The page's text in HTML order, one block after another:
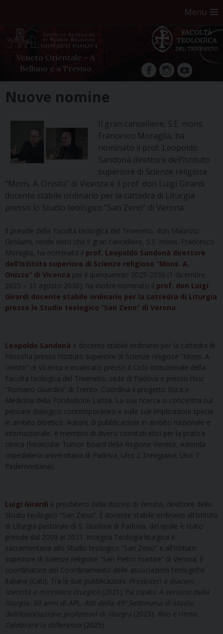
Menu
Veneto Orientale – A
Belluno e a Treviso
facebookInstagram
YouTube
Nuove nomine
Il gran cancelliere, S.E. mons.
Francesco Moraglia, ha
nominato il prof. Leopoldo
Sandonà direttore dell’Istituto
superiore di Scienze religiose
“Mons. A. Onisto” di Vicenza e il prof. don Luigi Girardi
docente stabile ordinario per la cattedra di Liturgia
presso lo Studio teologico “San Zeno” di Verona.
Il preside della Facoltà teologica del Triveneto, don Maurizio
Girolami, rende noto che il gran cancelliere, S.E. mons. Francesco
Moraglia, ha nominato il prof. Leopoldo Sandonà direttore
dell’Istituto superiore di Scienze religiose “Mons. A.
Onisto” di Vicenza per il quinquennio 2025-2030 (1 dicembre
2025 – 31 agosto 2030); ha inoltre nominato il prof. don Luigi
Girardi docente stabile ordinario per la cattedra di Liturgia
presso lo Studio teologico “San Zeno” di Verona.
Leopoldo Sandonà è docente stabile ordinario per la cattedra di
Filosofia presso l’Istituto superiore di Scienze religiose “Mons. A.
Onisto” di Vicenza e incaricato presso il Ciclo istituzionale della
Facoltà teologica del Triveneto, sede di Padova e presso l’Issr
“Romano Guardini” di Trento. Coordina il progetto Etica e
Medicina della Fondazione Lanza. La sua ricerca si concentra sul
pensare dialogico contemporaneo e sulle sue implicazioni specie
in ambito bioetico. Autore di pubblicazioni in ambito nazionale e
internazionale, è membro di diversi comitati etici per la pratica
clinica (Molecular Tumor Board della Regione Veneto, Azienda
ospedaliera universitaria di Padova, Ulss 2 Trevigiana, Ulss 7
Pedemontana).
Luigi Girardi è presbitero della diocesi di Verona, direttore dello
Studio teologico “San Zeno”. È docente stabile ordinario all’Istituto
di Liturgia pastorale di S. Giustina di Padova, del quale è stato
preside dal 2009 al 2021. Insegna Teologia liturgica e
sacramentaria allo Studio teologico “San Zeno” e all’Istituto
superiore di Scienze religiose “San Pietro martire” di Verona. È
coordinatore del Coordinamento delle associazioni teologiche
italiane (Cati). Tra le sue pubblicazioni: Presbiteri e diaconi.
Identità e ministero liturgico (2021); ha curato A servizio della
liturgia. 50 anni di APL. Atti della 49ª Settimana di studio
dell’Associazione professori di liturgia (2023); Rito e ritmo.
Celebrare la differenza (2025).